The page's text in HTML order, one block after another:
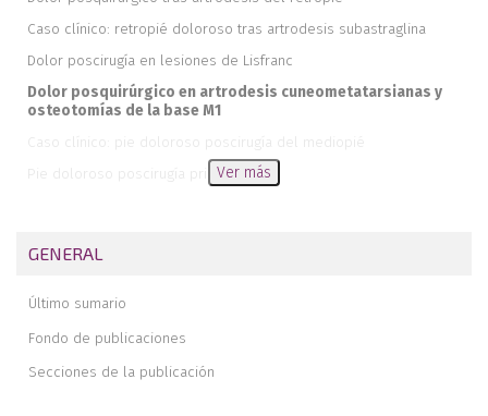
Caso clínico: retropié doloroso tras artrodesis subastraglina
Dolor poscirugía en lesiones de Lisfranc
Dolor posquirúrgico en artrodesis cuneometatarsianas y
osteotomías de la base M1
Caso clínico: pie doloroso poscirugía del mediopié
Pie doloroso poscirugía primer radio
artroplastia y artrodesis tras luxación de artroplastia
Ver más
GENERAL
Último sumario
Fondo de publicaciones
Secciones de la publicación